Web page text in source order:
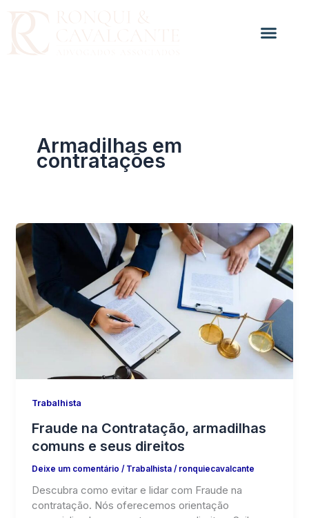
Armadilhas em
contratações
Trabalhista
Fraude na Contratação, armadilhas
comuns e seus direitos
Deixe um comentário / Trabalhista/ ronquiecavalcante
Descubra como evitar e lidar com Fraude na
contratação. Nós oferecemos orientação